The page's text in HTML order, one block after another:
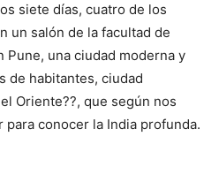
siete días, cuatro de los
un salón de la facultad de
una ciudad moderna y
de habitantes, ciudad
Oriente??, que según nos
conocer la India profunda.